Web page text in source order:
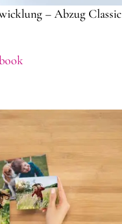
– Abzug Classic